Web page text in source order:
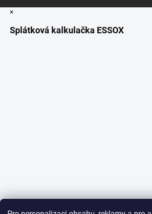
×
Splátková kalkulačka ESSOX